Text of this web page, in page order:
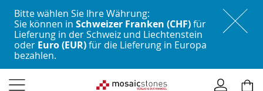
Bitte wählen Sie Ihre Währung:
Sie können in Schweizer Franken (CHF)für
Lieferung in der Schweiz und Liechtenstein
oder Euro (EUR)für die Lieferung in Europa
bezahlen.